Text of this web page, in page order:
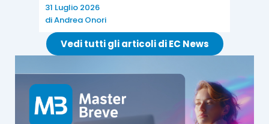
31 Luglio 2026
diAndrea Onori
Vedi tutti gli articoli di EC News